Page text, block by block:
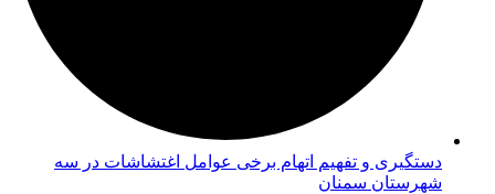
دستگیری و تفهیم اتهام برخی عوامل اغتشاشات در سه
شهرستان سمنان